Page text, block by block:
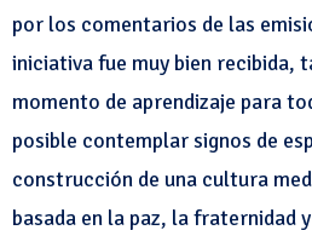
por los comentarios de las
iniciativa fue muy bien recibida,
momento de aprendizaje para
posible contemplar signos de
construcción de una cultura
basada en la paz, la fraternidad